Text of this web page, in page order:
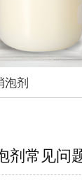
泡剂
剂常见问